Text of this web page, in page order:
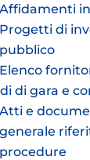
Affidamenti
Progetti di
pubblico
Elenco
di gara e
Atti e
generale
procedure